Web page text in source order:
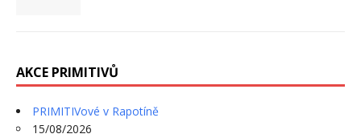
AKCE PRIMITIVŮ
PRIMITIVové v Rapotíně
15/08/2026